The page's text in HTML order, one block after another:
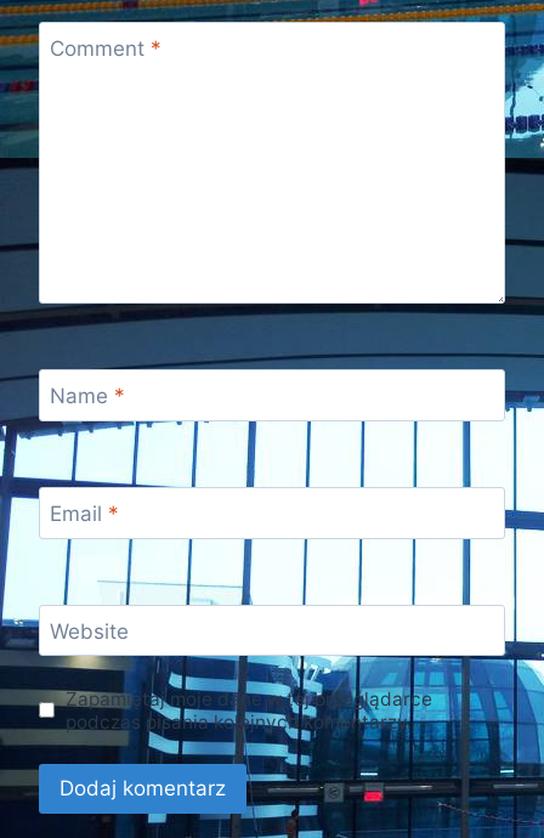
Comment *
Name *
Email *
Website
Zapamiętaj moje dane w tej przeglądarce
podczas pisania kolejnych komentarzy.